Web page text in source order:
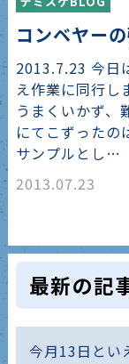
コンベヤー
2013.7.23 今日
え作業に同行し
うまくいかず、
にてこずったの
サンプルとし…
2013.07.23
最新の記
今月13日とい